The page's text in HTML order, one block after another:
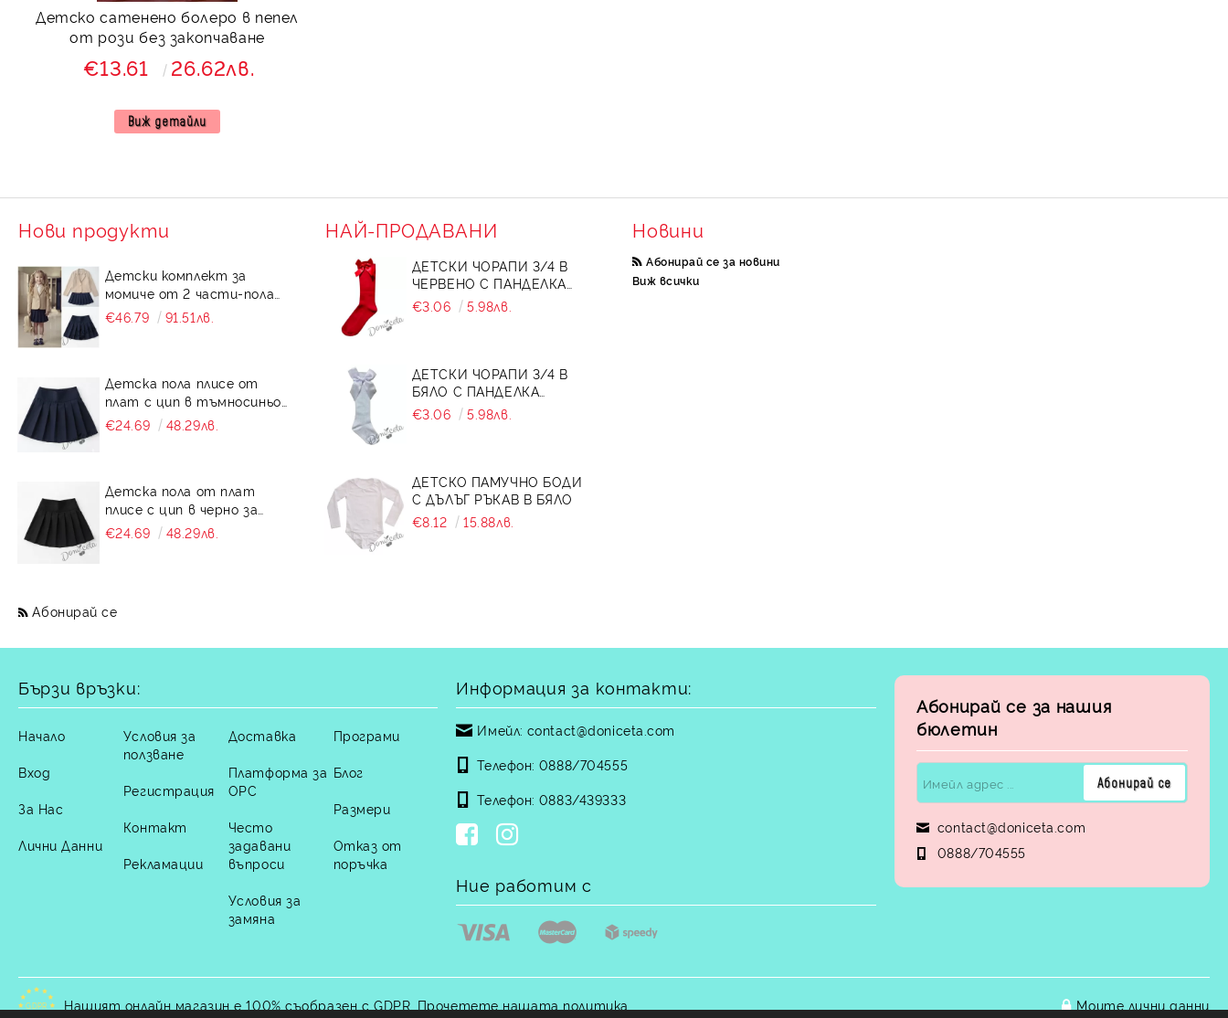
Детскo сатенено болеро в пепел
от рози без закопчаване
€13.61 26.62лв.
Виж детайли
Нови продукти
Детски комплект за
момиче от 2 части-пола
от плат в тъмносиньо
Калина и сако в бежово
€46.79 91.51лв.
Детска пола плисе от
плат с цип в тъмносиньо
за момиче Калина
€24.69 48.29лв.
Детска пола от плат
плисе с цип в черно за
момиче Калина
€24.69 48.29лв.
Абонирай се
НАЙ-ПРОДАВАНИ
ДЕТСКИ ЧОРАПИ 3/4 В
ЧЕРВЕНО С ПАНДЕЛКА
734897
€3.06 5.98лв.
ДЕТСКИ ЧОРАПИ 3/4 В
БЯЛО С ПАНДЕЛКА
7465464 ОТ КОЛЕКЦИЯ
СНЕЖИНА
€3.06 5.98лв.
ДЕТСКО ПАМУЧНО БОДИ
С ДЪЛЪГ РЪКАВ В БЯЛО
€8.12
15.88лв.
Новини
Абонирай се за новини
Виж всички
Бързи връзки:
Начало
Вход
За Нас
Лични Данни
Условия за
ползване
Регистрация
Контакт
Рекламации
Доставка
Платформа за
ОРС
Често
задавани
въпроси
Условия за
замяна
Програми
Блог
Размери
Отказ от
поръчка
Информация за контакти:
Имейл: contact@doniceta.com
Телефон: 0888/704555
Телефон: 0883/439333
Ние работим с
Абонирай се за нашия
бюлетин
contact@doniceta.com
0888/704555
GDPR Нашият онлайн магазин е 100% съобразен с GDPR. Прочетете нашата политика Моите лични данни